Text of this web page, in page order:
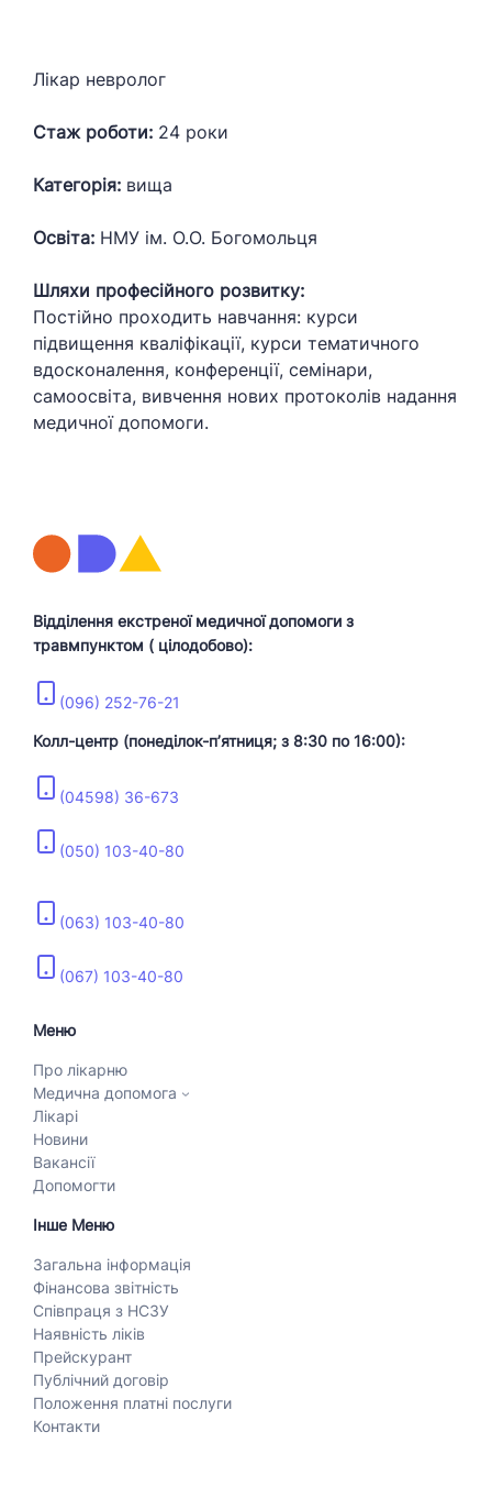
Лікар невролог
Стаж роботи: 24 роки
Категорія: вища
Освіта: НМУ ім. О.О. Богомольця
Шляхи професійного розвитку:
Постійно проходить навчання: курси
підвищення кваліфікації, курси тематичного
вдосконалення, конференції, семінари,
самоосвіта, вивчення нових протоколів надання
медичної допомоги.
Відділення екстреної медичної допомоги з
травмпунктом ( цілодобово):
(096) 252-76-21
Колл-центр (понеділок-пʼятниця; з 8:30 по 16:00):
(04598) 36-673
(050) 103-40-80
(063) 103-40-80
(067) 103-40-80
Меню
Про лікарню
Медична допомога
Лікарі
Новини
Вакансії
Допомогти
Інше Меню
Загальна інформація
Фінансова звітність
Співпраця з НСЗУ
Наявність ліків
Прейскурант
Публічний договір
Положення платні послуги
Контакти